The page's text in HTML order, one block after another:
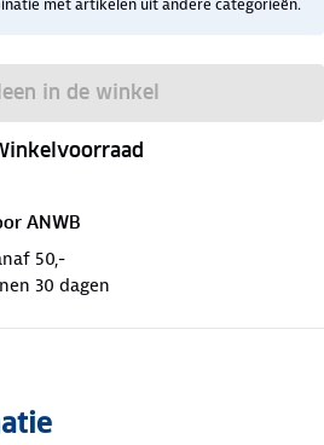
in de winkel
ANWB
50,-
30 dagen